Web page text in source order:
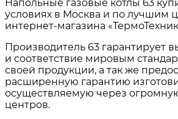
Напольные газовые котлы 63
условиях в Москва и по лучшим
интернет-магазина
Производитель 63 гарантирует
и соответствие мировым
своей продукции, а так же
расширенную гарантию
осуществляемую через
центров.